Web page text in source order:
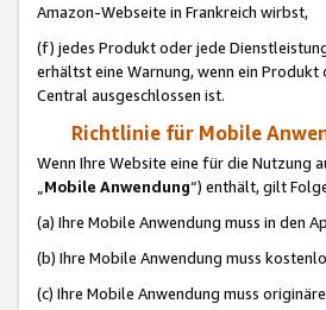
Amazon-Webseite in Frankreich wirbst,
(f) jedes Produkt oder jede
erhältst eine Warnung, wenn ein Produkt
Central ausgeschlossen ist.
Richtlinie für Mobile
Wenn Ihre Website eine für die
„Mobile Anwendung“) enthält, gilt
(a) Ihre Mobile Anwendung muss in den
(b) Ihre Mobile Anwendung muss
(c) Ihre Mobile Anwendung muss